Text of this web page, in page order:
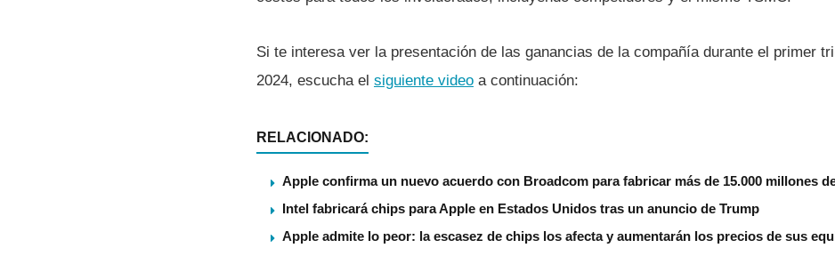
Si te interesa ver la presentación de las ganancias de la compañía durante el primer
2024, escucha el siguiente video a continuación:
RELACIONADO:
Apple confirma un nuevo acuerdo con Broadcom para fabricar más de 15.000 millones
Intel fabricará chips para Apple en Estados Unidos tras un anuncio de Trump
Apple admite lo peor: la escasez de chips los afecta y aumentarán los precios de sus